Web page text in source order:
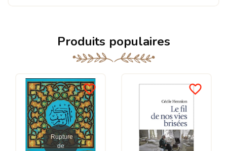
Produits populaires
favorite_border
Rupture
de
favorite_border